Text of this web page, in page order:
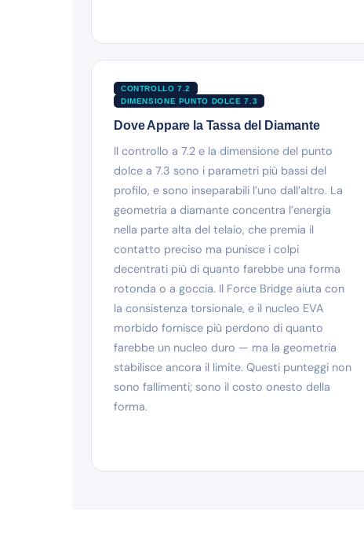
CONTROLLO 7.2
DIMENSIONE PUNTO DOLCE 7.3
Dove Appare la Tassa del Diamante
Il controllo a 7.2 e la dimensione del punto
dolce a 7.3 sono i parametri più bassi del
profilo, e sono inseparabili l’uno dall’altro. La
geometria a diamante concentra l’energia
nella parte alta del telaio, che premia il
contatto preciso ma punisce i colpi
decentrati più di quanto farebbe una forma
rotonda o a goccia. Il Force Bridge aiuta con
la consistenza torsionale, e il nucleo EVA
morbido fornisce più perdono di quanto
farebbe un nucleo duro — ma la geometria
stabilisce ancora il limite. Questi punteggi non
sono fallimenti; sono il costo onesto della
forma.